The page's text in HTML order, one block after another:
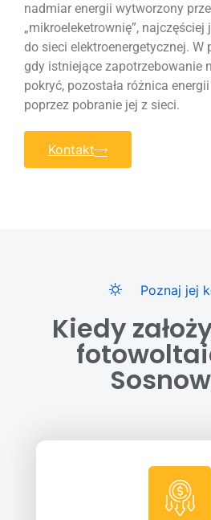
nadmiar energii wytworzony
„mikroeleketrownię”,
do sieci elektroenergetycznej. W
gdy istniejące zapotrzebowanie
pokryć, pozostała różnica
poprzez pobranie jej z sieci.
Kontakt
Poznaj jej
Kiedy